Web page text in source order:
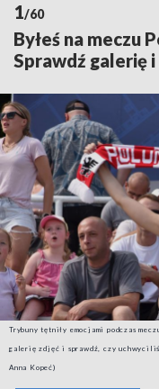
1/60
Byłeś na meczu
Sprawdź galerię i
Trybuny tętniły emocjami podczas
galerię zdjęć i sprawdź, czy
Anna Kopeć)